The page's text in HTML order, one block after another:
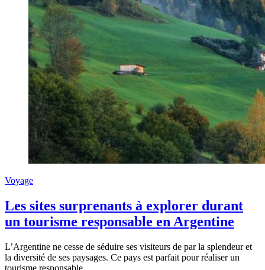
Voyage
Les sites surprenants à explorer durant
un tourisme responsable en Argentine
L’Argentine ne cesse de séduire ses visiteurs de par la splendeur et
la diversité de ses paysages. Ce pays est parfait pour réaliser un
tourisme responsable.